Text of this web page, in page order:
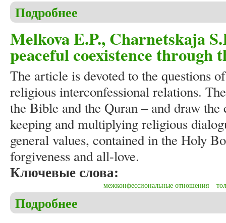
Подробнее
Melkova E.P., Charnetskaja
peaceful coexistence through
The article is devoted to the questions
religious interconfessional relations.
the Bible and the Quran – and draw
keeping and multiplying religious
general values, contained in the Holy
forgiveness and all-love.
Ключевые слова:
межконфессиональные отношения
Подробнее